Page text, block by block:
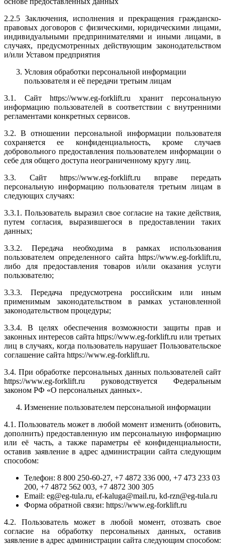
2.2.5 Заключения, исполнения и прекращения гражданско-
правовых договоров с физическими, юридическими лицами,
индивидуальными предпринимателями и иными лицами, в
случаях, предусмотренных действующим законодательством
и/или Уставом предприятия
Условия обработки персональной информации
пользователя и её передачи третьим лицам
3.1. Сайт https://www.eg-forklift.ru хранит персональную
информацию пользователей в соответствии с внутренними
регламентами конкретных сервисов.
3.2. В отношении персональной информации пользователя
сохраняется ее конфиденциальность, кроме случаев
добровольного предоставления пользователем информации о
себе для общего доступа неограниченному кругу лиц.
3.3. Сайт https://www.eg-forklift.ru вправе передать
персональную информацию пользователя третьим лицам в
следующих случаях:
3.3.1. Пользователь выразил свое согласие на такие действия,
путем согласия, выразившегося в предоставлении таких
данных;
3.3.2. Передача необходима в рамках использования
пользователем определенного сайта https://www.eg-forklift.ru,
либо для предоставления товаров и/или оказания услуги
пользователю;
3.3.3. Передача предусмотрена российским или иным
применимым законодательством в рамках установленной
законодательством процедуры;
3.3.4. В целях обеспечения возможности защиты прав и
законных интересов сайта https://www.eg-forklift.ru или третьих
лиц в случаях, когда пользователь нарушает Пользовательское
соглашение сайта https://www.eg-forklift.ru.
3.4. При обработке персональных данных пользователей сайт
https://www.eg-forklift.ru руководствуется Федеральным
законом РФ «О персональных данных».
Изменение пользователем персональной информации
4.1. Пользователь может в любой момент изменить (обновить,
дополнить) предоставленную им персональную информацию
или её часть, а также параметры её конфиденциальности,
оставив заявление в адрес администрации сайта следующим
способом:
Телефон: 8 800 250-60-27, +7 4872 336 000, +7 473 233 03
200, +7 4872 562 003, +7 4872 300 305
Email: eg@eg-tula.ru, ef-kaluga@mail.ru, kd-rzn@eg-tula.ru
Форма обратной связи: https://www.eg-forklift.ru
4.2. Пользователь может в любой момент, отозвать свое
согласие на обработку персональных данных, оставив
заявление в адрес администрации сайта следующим способом: